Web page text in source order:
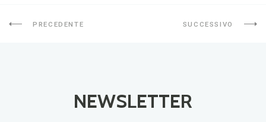
PRECEDENTE SUCCESSIVO
NEWSLETTER